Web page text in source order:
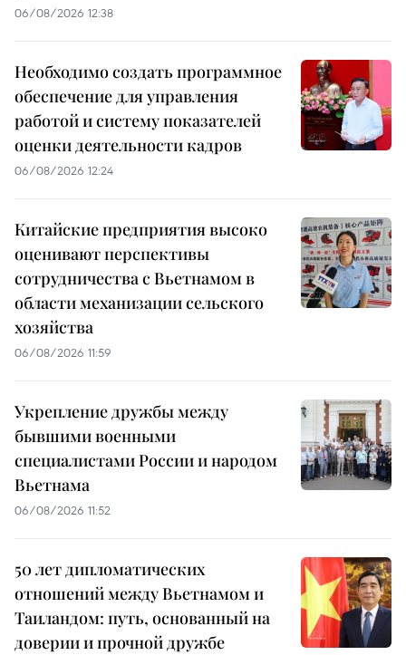
06/08/2026 12:38
Необходимо создать программное
обеспечение для управления
работой и систему показателей
оценки деятельности кадров
06/08/2026 12:24
Китайские предприятия высоко
оценивают перспективы
сотрудничества с Вьетнамом в
области механизации сельского
хозяйства
06/08/2026 11:59
Укрепление дружбы между
бывшими военными
специалистами России и народом
Вьетнама
06/08/2026 11:52
50 лет дипломатических
отношений между Вьетнамом и
Таиландом: путь, основанный на
доверии и прочной дружбе